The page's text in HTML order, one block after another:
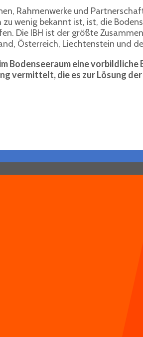
Rahmenwerke und
wenig bekannt ist, ist, die
Die IBH ist der größte
Österreich, Liechtenstein und
Bodenseeraum eine
vermittelt, die es zur Lösung